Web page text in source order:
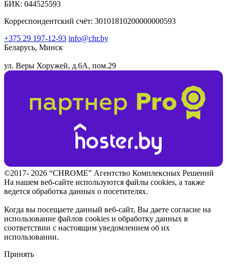
БИК: 044525593
Корреспондентский счёт: 30101810200000000593
+375 29 197-12-93 info@chr.by
Беларусь, Минск
ул. Веры Хоружей, д.6А, пом.29
©2017- 2026 “CHROME” Агентство Комплексных Решений
На нашем веб-сайте используются файлы cookies, а также
ведется обработка данных о посетителях.
Когда вы посещаете данный веб-сайт, Вы даете согласие на
использование файлов cookies и обработку данных в
соответствии с настоящим уведомлением об их
использовании.
Принять